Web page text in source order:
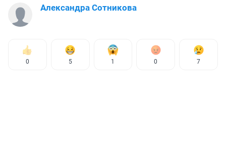
Александра Сотникова
0 5 1 0 7